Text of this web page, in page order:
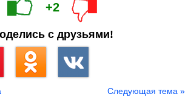
+2
с друзьями!
Следующая тема »